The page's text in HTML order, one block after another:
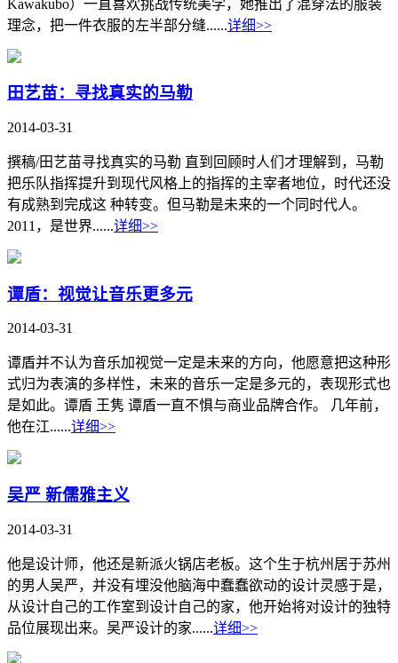
Kawakubo）一直喜欢挑战传统美学，她推出了混穿法的服装
理念，把一件衣服的左半部分缝......详细>>
田艺苗：寻找真实的马勒
2014-03-31
撰稿/田艺苗寻找真实的马勒 直到回顾时人们才理解到，马勒
把乐队指挥提升到现代风格上的指挥的主宰者地位，时代还没
有成熟到完成这 种转变。但马勒是未来的一个同时代人。
2011，是世界......详细>>
谭盾：视觉让音乐更多元
2014-03-31
谭盾并不认为音乐加视觉一定是未来的方向，他愿意把这种形
式归为表演的多样性，未来的音乐一定是多元的，表现形式也
是如此。谭盾 王隽 谭盾一直不惧与商业品牌合作。 几年前，
他在江......详细>>
吴严 新儒雅主义
2014-03-31
他是设计师，他还是新派火锅店老板。这个生于杭州居于苏州
的男人吴严，并没有埋没他脑海中蠢蠢欲动的设计灵感于是，
从设计自己的工作室到设计自己的家，他开始将对设计的独特
品位展现出来。吴严设计的家......详细>>